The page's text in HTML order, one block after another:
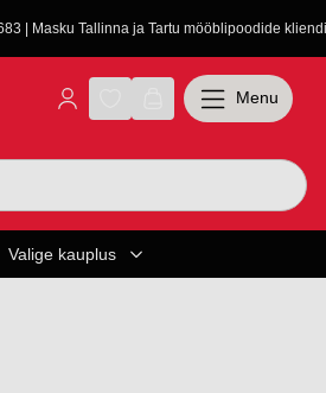
| Masku Tallinna ja Tartu mööblipoodide
Valige kauplus
Menu